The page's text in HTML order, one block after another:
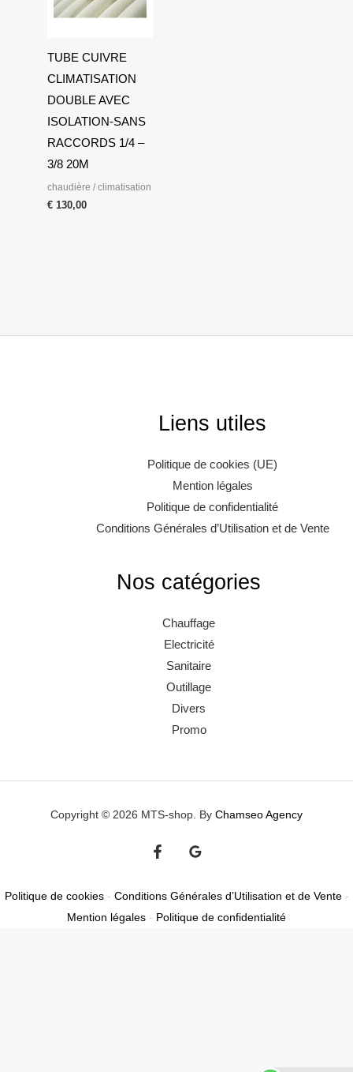
TUBE CUIVRE
CLIMATISATION
DOUBLE AVEC
ISOLATION-SANS
RACCORDS 1/4 –
3/8 20M
chaudière / climatisation
€ 130,00
Liens utiles
Politique de cookies (UE)
Mention légales
Politique de confidentialité
Conditions Générales d’Utilisation et de Vente
Nos catégories
Chauffage
Electricité
Sanitaire
Outillage
Divers
Promo
Copyright © 2026 MTS-shop. By Chamseo Agency
Politique de cookies- Conditions Générales d’Utilisation et de Vente-
Mention légales - Politique de confidentialité